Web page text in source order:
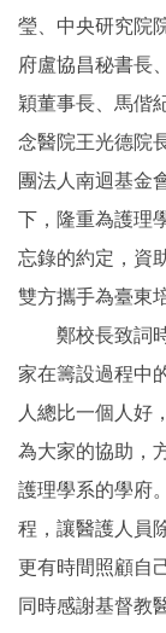
瑩、中央研究院
府盧協昌秘書長
穎董事長、馬偕
念醫院王光德院
團法人南迴基金
下，隆重為護理
忘錄的約定，資
雙方攜手為臺東
鄭校長致詞時
家在籌設過程中
人總比一個人好
為大家的協助，
護理學系的學府
程，讓醫護人員
更有時間照顧自
同時感謝基督教